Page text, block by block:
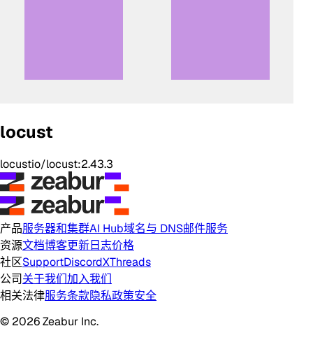
locust
locustio/locust:2.43.3
产品服务器和集群AI Hub域名与 DNS邮件服务
资源文档博客更新日志价格
社区SupportDiscordXThreads
公司关于我们加入我们
相关法律服务条款隐私政策安全
© 2026 Zeabur Inc.